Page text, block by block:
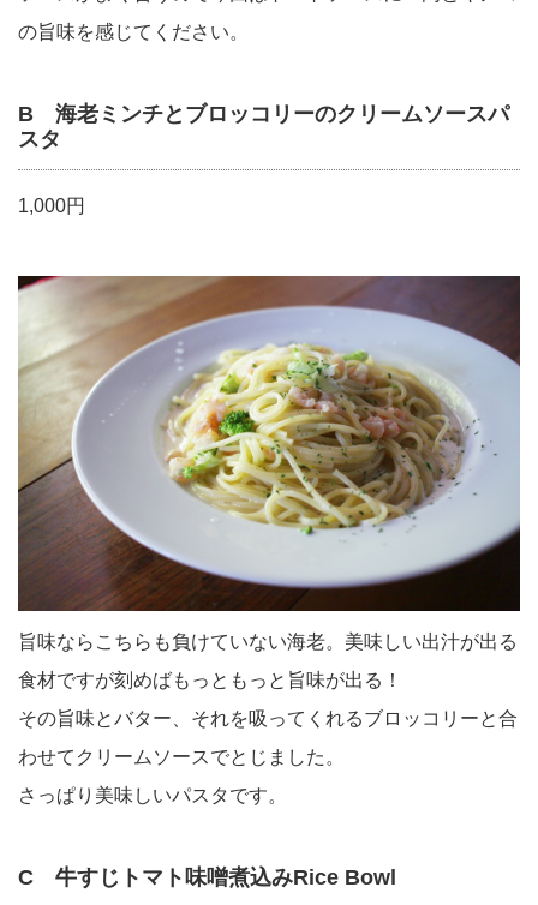
の旨味を感じてください。
B 海老ミンチとブロッコリーのクリームソースパ
スタ
1,000円
旨味ならこちらも負けていない海老。美味しい出汁が出る
食材ですが刻めばもっともっと旨味が出る！
その旨味とバター、それを吸ってくれるブロッコリーと合
わせてクリームソースでとじました。
さっぱり美味しいパスタです。
C 牛すじトマト味噌煮込みRice Bowl